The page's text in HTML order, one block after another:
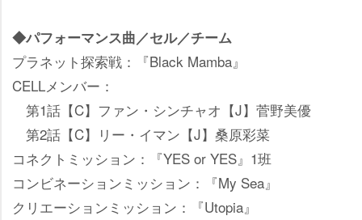
◆パフォーマンス曲／セル／チーム
プラネット探索戦：『Black Mamba』
CELLメンバー：
第1話【C】ファン・シンチャオ【J】菅野美優
第2話【C】リー・イマン【J】桑原彩菜
コネクトミッション：『YES or YES』1班
コンビネーションミッション：『My Sea』
クリエーションミッション：『Utopia』